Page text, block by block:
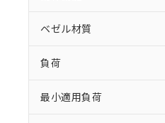
ベゼル材質
負荷
最小適用負荷